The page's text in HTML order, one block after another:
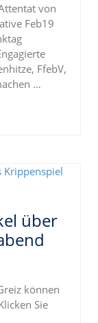
von
Feb19
FfebV,
…
über
können
Sie